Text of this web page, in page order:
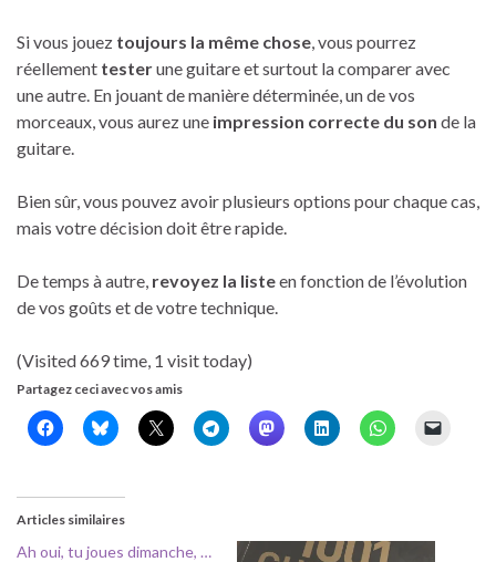
Si vous jouez toujours la même chose , vous pourrez
réellement testerune guitare et surtout la comparer avec
une autre. En jouant de manière déterminée, un de vos
morceaux, vous aurez une impression correcte du son de la
guitare.
Bien sûr, vous pouvez avoir plusieurs options pour chaque cas,
mais votre décision doit être rapide.
De temps à autre, revoyez la listeen fonction de l’évolution
de vos goûts et de votre technique.
(Visited 669 time, 1 visit today)
Partagez ceci avec vos amis
Articles similaires
Ah oui, tu joues dimanche, …